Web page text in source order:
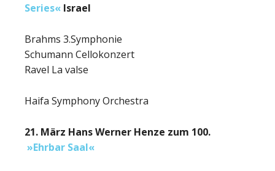
Series« Israel
Brahms 3.Symphonie
Schumann Cellokonzert
Ravel La valse
Haifa Symphony Orchestra
21. März Hans Werner Henze zum 100.
»Ehrbar Saal«